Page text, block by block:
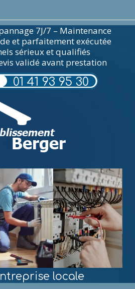
7J/7 – Maintenance
et parfaitement exécutée
sérieux et qualifiés
validé avant prestation
01 41 93 95 30
locale